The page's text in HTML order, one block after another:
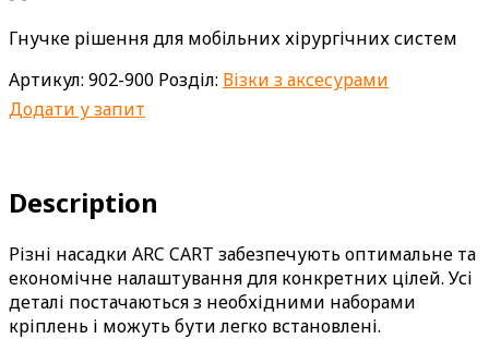
Гнучке рішення для мобільних хірургічних систем
Артикул: 902-900 Розділ: Візки з аксесурами
Додати у запит
Description
Різні насадки ARC CART забезпечують оптимальне та
економічне налаштування для конкретних цілей. Усі
деталі постачаються з необхідними наборами
кріплень і можуть бути легко встановлені.